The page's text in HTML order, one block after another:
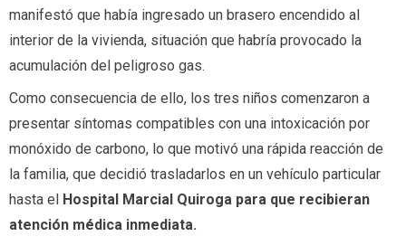
manifestó que había ingresado un brasero encendido al
interior de la vivienda, situación que habría provocado la
acumulación del peligroso gas.
Como consecuencia de ello, los tres niños comenzaron a
presentar síntomas compatibles con una intoxicación por
monóxido de carbono, lo que motivó una rápida reacción de
la familia, que decidió trasladarlos en un vehículo particular
hasta el Hospital Marcial Quiroga para que recibieran
atención médica inmediata.